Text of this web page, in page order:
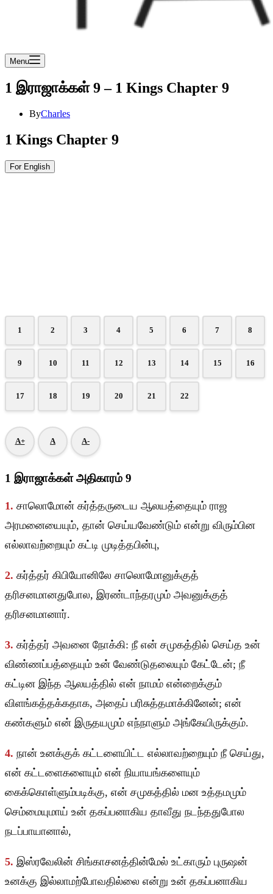
Menu
1 இராஜாக்கள் 9 – 1 Kings Chapter 9
ByCharles
1 Kings Chapter 9
For English
1 2 3 4 5 6 7 8
9 10 11 12 13 14 15 16
17 18 19 20 21 22
A+ A A-
1 இராஜாக்கள் அதிகாரம் 9
1. சாலொமோன் கர்த்தருடைய ஆலயத்தையும் ராஜ
அரமனையையும், தான் செய்யவேண்டும் என்று விரும்பின
எல்லாவற்றையும் கட்டி முடித்தபின்பு,
2. கர்த்தர் கிபியோனிலே சாலொமோனுக்குத்
தரிசனமானதுபோல, இரண்டாந்தரமும் அவனுக்குத்
தரிசனமானார்.
3. கர்த்தர் அவனை நோக்கி: நீ என் சமுகத்தில் செய்த உன்
விண்ணப்பத்தையும் உன் வேண்டுதலையும் கேட்டேன்; நீ
கட்டின இந்த ஆலயத்தில் என் நாமம் என்றைக்கும்
விளங்கத்தக்கதாக, அதைப் பரிசுத்தமாக்கினேன்; என்
கண்களும் என் இருதயமும் எந்நாளும் அங்கேயிருக்கும்.
4. நான் உனக்குக் கட்டளையிட்ட எல்லாவற்றையும் நீ செய்து,
என் கட்டளைகளையும் என் நியாயங்களையும்
கைக்கொள்ளும்படிக்கு, என் சமுகத்தில் மன உத்தமமும்
செம்மையுமாய் உன் தகப்பனாகிய தாவீது நடந்ததுபோல
நடப்பாயானால்,
5. இஸ்ரவேலின் சிங்காசனத்தின்மேல் உட்காரும் புருஷன்
உனக்கு இல்லாமற்போவதில்லை என்று உன் தகப்பனாகிய